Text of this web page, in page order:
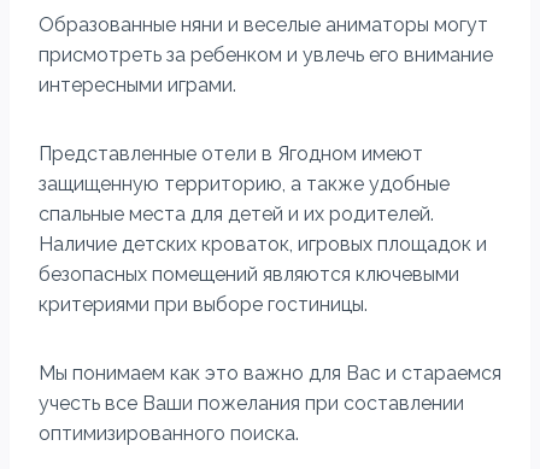
Образованные няни и веселые аниматоры могут
присмотреть за ребенком и увлечь его внимание
интересными играми.
Представленные отели в Ягодном имеют
защищенную территорию, а также удобные
спальные места для детей и их родителей.
Наличие детских кроваток, игровых площадок и
безопасных помещений являются ключевыми
критериями при выборе гостиницы.
Мы понимаем как это важно для Вас и стараемся
учесть все Ваши пожелания при составлении
оптимизированного поиска.